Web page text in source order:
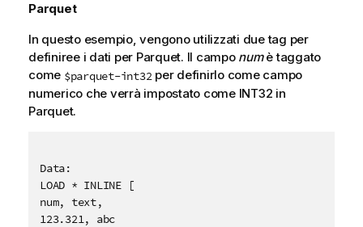
Parquet
In questo esempio, vengono utilizzati due tag per
definiree i dati per Parquet. Il campo numè taggato
come $parquet-int32 per definirlo come campo
numerico che verrà impostato come INT32 in
Parquet.
Data:
LOAD * INLINE [
num, text,
123.321, abc